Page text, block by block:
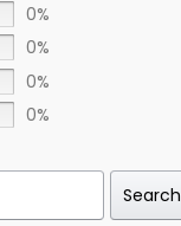
0%
0%
0%
0%
Search